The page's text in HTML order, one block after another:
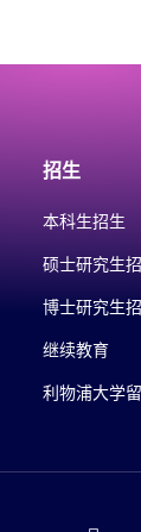
招生
本科生招生
硕士研究生
博士研究生
继续教育
利物浦大学